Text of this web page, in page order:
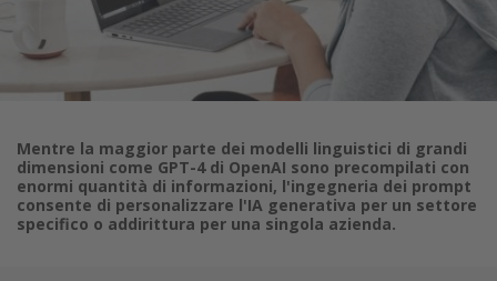
Mentre la maggior parte dei modelli linguistici di grandi
dimensioni come GPT-4 di OpenAI sono precompilati con
enormi quantità di informazioni, l'ingegneria dei prompt
consente di personalizzare l'IA generativa per un settore
specifico o addirittura per una singola azienda.